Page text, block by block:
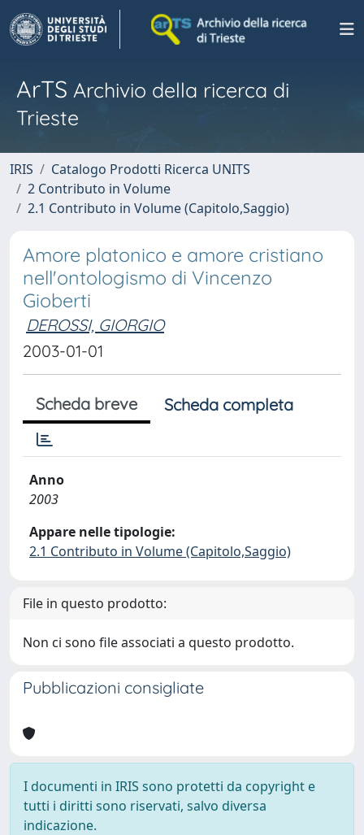
ArTS Archivio della ricerca di
Trieste
IRIS
Catalogo Prodotti Ricerca UNITS
2 Contributo in Volume
2.1 Contributo in Volume (Capitolo,Saggio)
Amore platonico e amore cristiano
nell'ontologismo di Vincenzo
Gioberti
DEROSSI, GIORGIO
2003-01-01
Scheda breve Scheda completa
Anno
2003
Appare nelle tipologie:
2.1 Contributo in Volume (Capitolo,Saggio)
File in questo prodotto:
Non ci sono file associati a questo prodotto.
Pubblicazioni consigliate
I documenti in IRIS sono protetti da copyright e
tutti i diritti sono riservati, salvo diversa
indicazione.